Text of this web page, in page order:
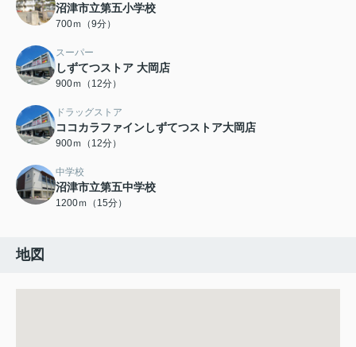
沼津市立第五小学校
700ｍ（9分）
スーパー
しずてつストア 大岡店
900ｍ（12分）
ドラッグストア
ココカラファインしずてつストア大岡店
900ｍ（12分）
中学校
沼津市立第五中学校
1200ｍ（15分）
地図